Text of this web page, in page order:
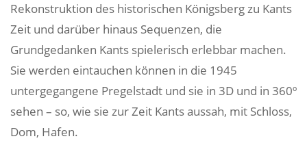
Rekonstruktion des historischen Königsberg zu Kants
Zeit und darüber hinaus Sequenzen, die
Grundgedanken Kants spielerisch erlebbar machen.
Sie werden eintauchen können in die 1945
untergegangene Pregelstadt und sie in 3D und in 360º
sehen – so, wie sie zur Zeit Kants aussah, mit Schloss,
Dom, Hafen.